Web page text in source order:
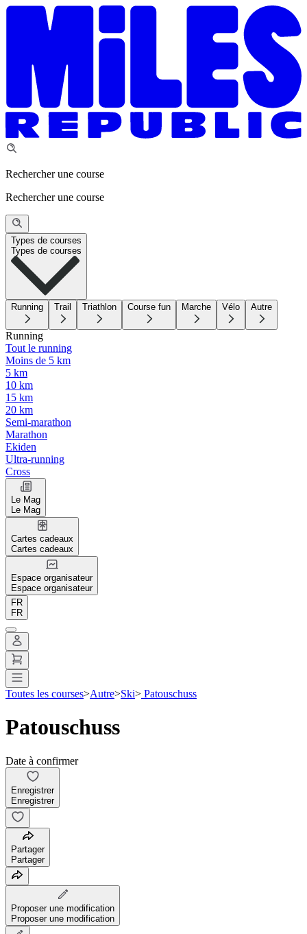
Rechercher une course
Rechercher une course
Types de courses
Types de courses
Running Trail Triathlon Course fun Marche Vélo Autre
Running
Tout le running
Moins de 5 km
5 km
10 km
15 km
20 km
Semi-marathon
Marathon
Ekiden
Ultra-running
Cross
Le Mag
Le Mag
Cartes cadeaux
Cartes cadeaux
Espace organisateur
Espace organisateur
FR
FR
Toutes les courses>Autre>Ski> Patouschuss
Patouschuss
Date à confirmer
Enregistrer
Enregistrer
Partager
Partager
Proposer une modification
Proposer une modification